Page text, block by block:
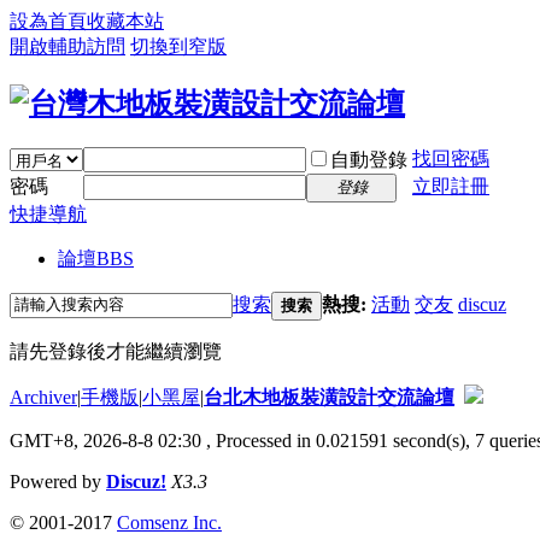
設為首頁收藏本站
開啟輔助訪問 切換到窄版
自動登錄 找回密碼
密碼
登錄
立即註冊
快捷導航
論壇BBS
搜索 搜索 熱搜: 活動 交友 discuz
請先登錄後才能繼續瀏覽
Archiver|手機版|小黑屋|台北木地板裝潢設計交流論壇
GMT+8, 2026-8-8 02:30 , Processed in 0.021591 second(s), 7
Powered by Discuz! X3.3
© 2001-2017 Comsenz Inc.